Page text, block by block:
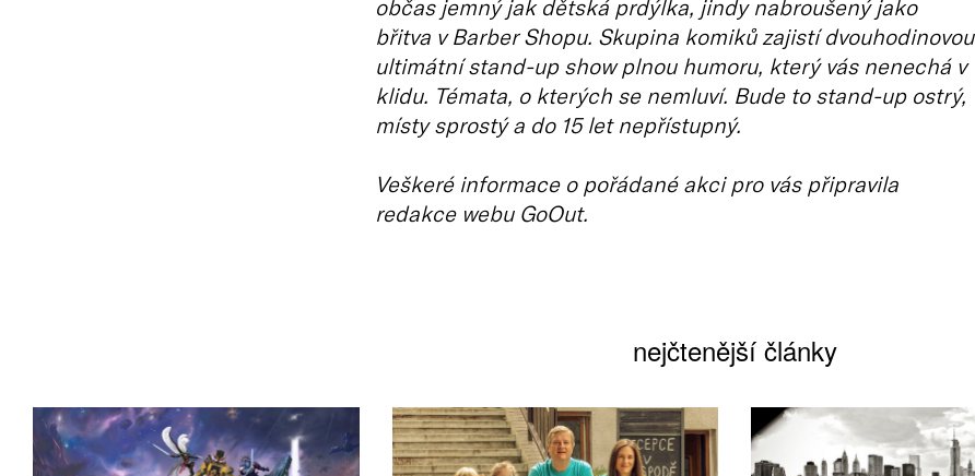
občas jemný jak dětská prdýlka, jindy nabroušený jako
břitva v Barber Shopu. Skupina komiků zajistí dvouhodinovou
ultimátní stand-up show plnou humoru, který vás nenechá v
klidu. Témata, o kterých se nemluví. Bude to stand-up ostrý,
místy sprostý a do 15 let nepřístupný.
Veškeré informace o pořádané akci pro vás připravila
redakce webu GoOut.
nejčtenější články